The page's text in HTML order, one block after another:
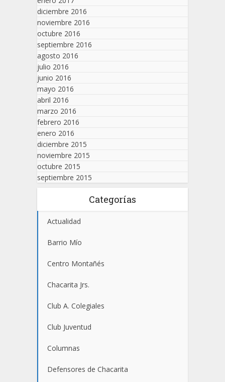
diciembre 2016
noviembre 2016
octubre 2016
septiembre 2016
agosto 2016
julio 2016
junio 2016
mayo 2016
abril 2016
marzo 2016
febrero 2016
enero 2016
diciembre 2015
noviembre 2015
octubre 2015
septiembre 2015
Categorías
Actualidad
Barrio Mío
Centro Montañés
Chacarita Jrs.
Club A. Colegiales
Club Juventud
Columnas
Defensores de Chacarita